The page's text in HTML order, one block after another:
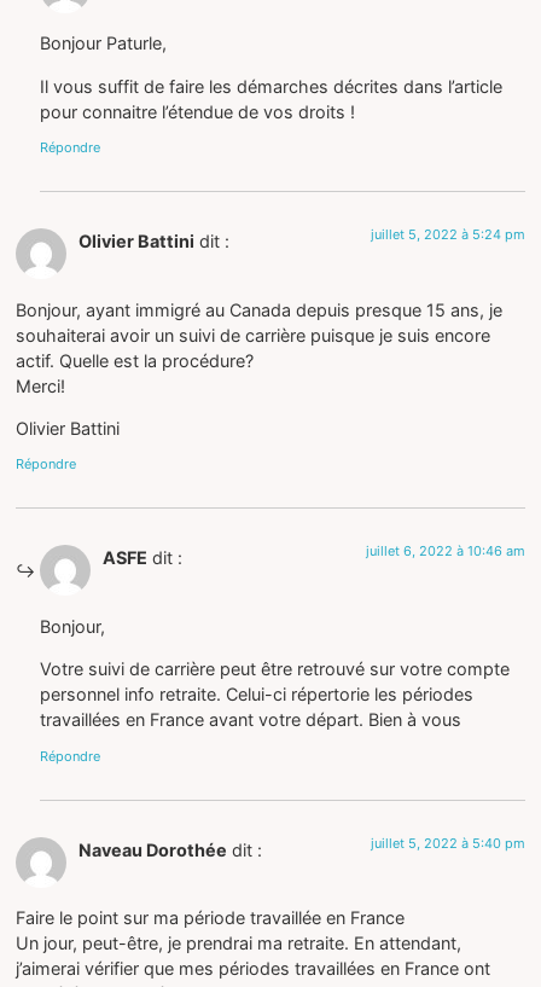
Bonjour Paturle,
Il vous suffit de faire les démarches décrites dans l’article
pour connaitre l’étendue de vos droits !
Répondre
Olivier Battini dit : juillet 5, 2022 à 5:24 pm
Bonjour, ayant immigré au Canada depuis presque 15 ans, je
souhaiterai avoir un suivi de carrière puisque je suis encore
actif. Quelle est la procédure?
Merci!
Olivier Battini
Répondre
ASFE dit : juillet 6, 2022 à 10:46 am
Bonjour,
Votre suivi de carrière peut être retrouvé sur votre compte
personnel info retraite. Celui-ci répertorie les périodes
travaillées en France avant votre départ. Bien à vous
Répondre
Naveau Dorothée dit : juillet 5, 2022 à 5:40 pm
Faire le point sur ma période travaillée en France
Un jour, peut-être, je prendrai ma retraite. En attendant,
j’aimerai vérifier que mes périodes travaillées en France ont